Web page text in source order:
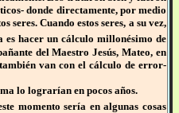
donde directamente, por medio
Cuando estos seres, a su vez,
es hacer un cálculo millonésimo de
del Maestro Jesús, Mateo, en
van con el cálculo de error-
lo lograrían en pocos años.
momento sería en algunas cosas